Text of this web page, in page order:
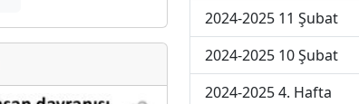
2024-2025 11 Şubat
2024-2025 10 Şubat
2024-2025 4. Hafta